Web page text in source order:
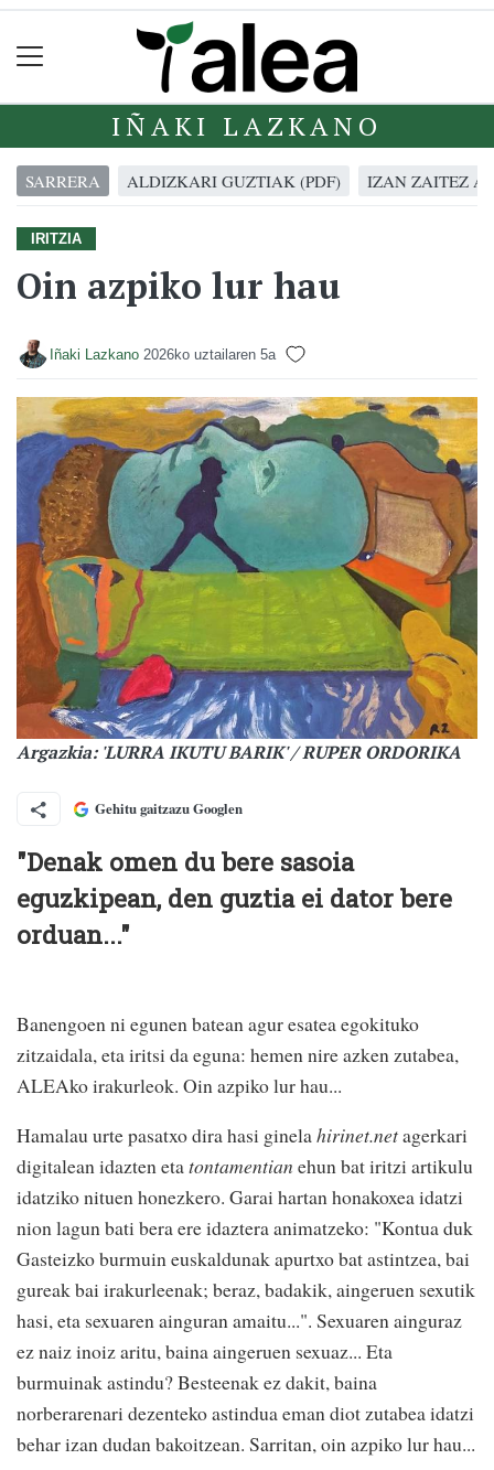
IÑAKI LAZKANO
SARRERA ALDIZKARI GUZTIAK (PDF) IZAN ZAITEZ
IRITZIA
Oin azpiko lur hau
Iñaki Lazkano 2026ko uztailaren 5a
Argazkia: 'LURRA IKUTU BARIK' / RUPER ORDORIKA
Gehitu gaitzazu Googlen
"Denak omen du bere sasoia
eguzkipean, den guztia ei dator bere
orduan..."
Banengoen ni egunen batean agur esatea egokituko
zitzaidala, eta iritsi da eguna: hemen nire azken zutabea,
ALEAko irakurleok. Oin azpiko lur hau...
Hamalau urte pasatxo dira hasi ginelahirinet.netagerkari
digitalean idazten etatontamentian ehun bat iritzi artikulu
idatziko nituen honezkero. Garai hartan honakoxea idatzi
nion lagun bati bera ere idaztera animatzeko: "Kontua duk
Gasteizko burmuin euskaldunak apurtxo bat astintzea, bai
gureak bai irakurleenak; beraz, badakik, aingeruen sexutik
hasi, eta sexuaren ainguran amaitu...". Sexuaren ainguraz
ez naiz inoiz aritu, baina aingeruen sexuaz... Eta
burmuinak astindu? Besteenak ez dakit, baina
norberarenari dezenteko astindua eman diot zutabea idatzi
behar izan dudan bakoitzean. Sarritan, oin azpiko lur hau...